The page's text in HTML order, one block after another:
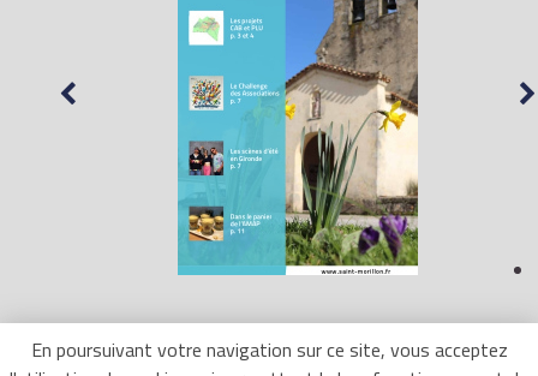
En poursuivant votre navigation sur ce site, vous acceptez